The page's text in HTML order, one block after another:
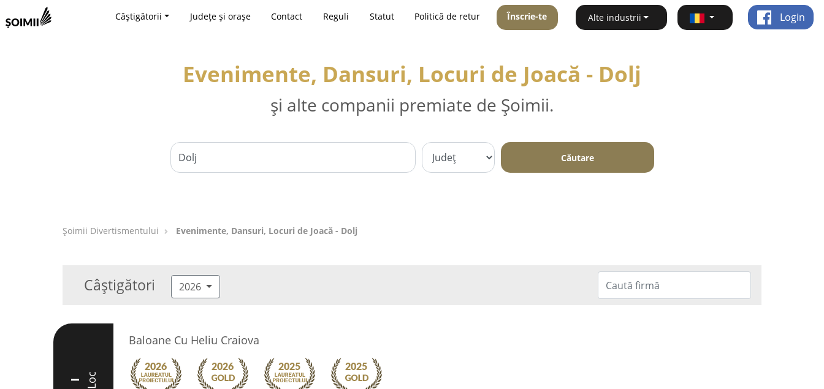
Câștigătorii Județe și orașe Contact Reguli Statut Politică de retur Înscrie-te Alte industrii Login
Evenimente, Dansuri, Locuri de Joacă - Dolj
și alte companii premiate de Șoimii.
Căutare
Şoimii Divertismentului Evenimente, Dansuri, Locuri de Joacă - Dolj
Câștigători 2026
I Loc
Baloane Cu Heliu Craiova